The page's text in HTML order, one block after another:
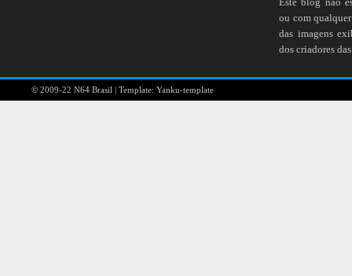
ou com
das imagens
dos criadores
© 2009-22 N64 Brasil | Template: Yanku-template